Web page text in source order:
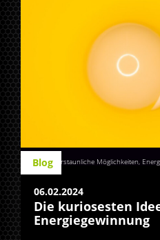
Erstaunliche Möglichkeiten,
Blog
06.02.2024
Die kuriosesten
Energiegewinnung